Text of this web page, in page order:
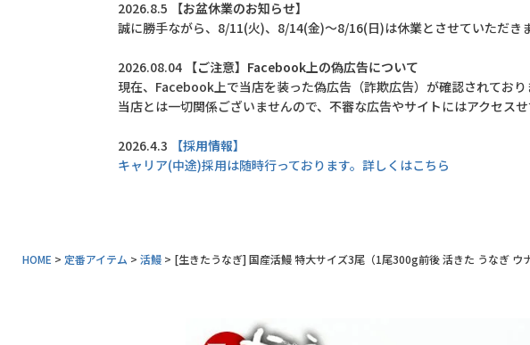
2026.8.5
【お盆休業のお知らせ】
誠に勝手ながら、8/11(火)、8/14(金)～8/16(日)は休業とさせていただきま
2026.08.04 【ご注意】Facebook上の偽広告について
現在、Facebook上で当店を装った偽広告（詐欺広告）が確認されており
当店とは一切関係ございませんので、不審な広告やサイトにはアクセス
2026.4.3
【採用情報】
キャリア(中途)採用は随時行っております。詳しくはこちら
HOME 定番アイテム 活鰻 [生きたうなぎ] 国産活鰻 特大サイズ3尾（1尾300g前後 活きた うなぎ ウナ
同梱におすすめ
特典付きカタログ請求